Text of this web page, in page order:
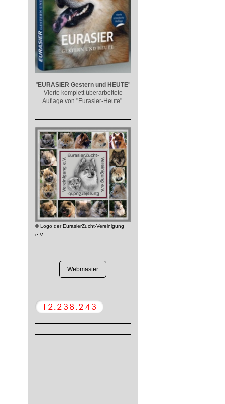
"EURASIER Gestern und HEUTE"
Vierte komplett überarbeitete
Auflage von "Eurasier-Heute".
© Logo der EurasierZucht-Vereinigung
e.V.
Webmaster